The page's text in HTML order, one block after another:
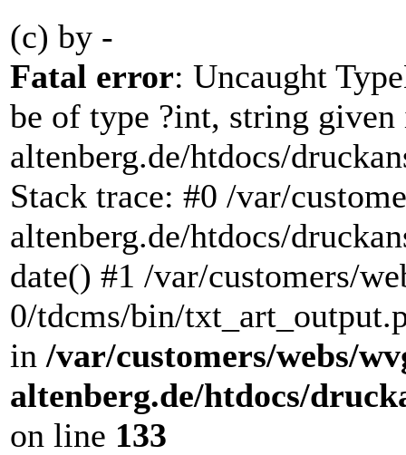
(c) by -
Fatal error: Uncaught
be of type ?int, string
altenberg.de/htdocs/
Stack trace: #0 /var/
altenberg.de/htdocs/
date() #1 /var/customers/
0/tdcms/bin/
in /var/customers/webs/
altenberg.de/htdocs/
on line 133